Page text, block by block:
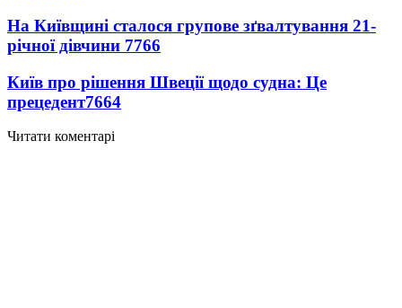
На Київщині сталося групове зґвалтування 21-
річної дівчини 7766
Київ про рішення Швеції щодо судна: Це
прецедент7664
Читати коментарі